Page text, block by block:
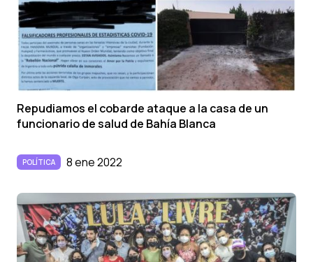
Repudiamos el cobarde ataque a la casa de un
funcionario de salud de Bahía Blanca
POLÍTICA 8 ene 2022